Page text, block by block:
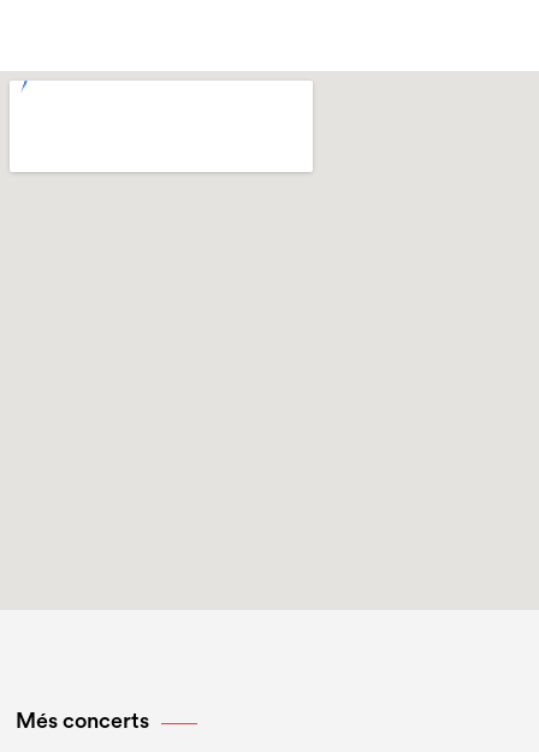
Més concerts